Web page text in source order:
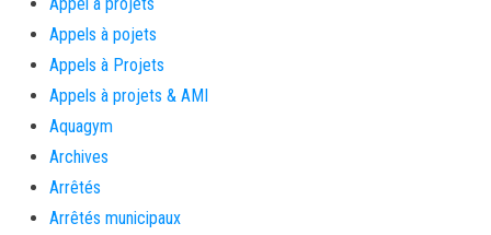
Appel à projets
Appels à pojets
Appels à Projets
Appels à projets & AMI
Aquagym
Archives
Arrêtés
Arrêtés municipaux